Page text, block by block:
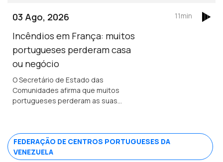
durante uma semana, por causa dos
incêndios.
03 Ago, 2026
Incêndios em França: muitos
portugueses perderam casa
ou negócio
O Secretário de Estado das
Comunidades afirma que muitos
portugueses perderam as suas
prejuizos.
11min
FEDERAÇÃO DE CENTROS PORTUGUESES DA
VENEZUELA